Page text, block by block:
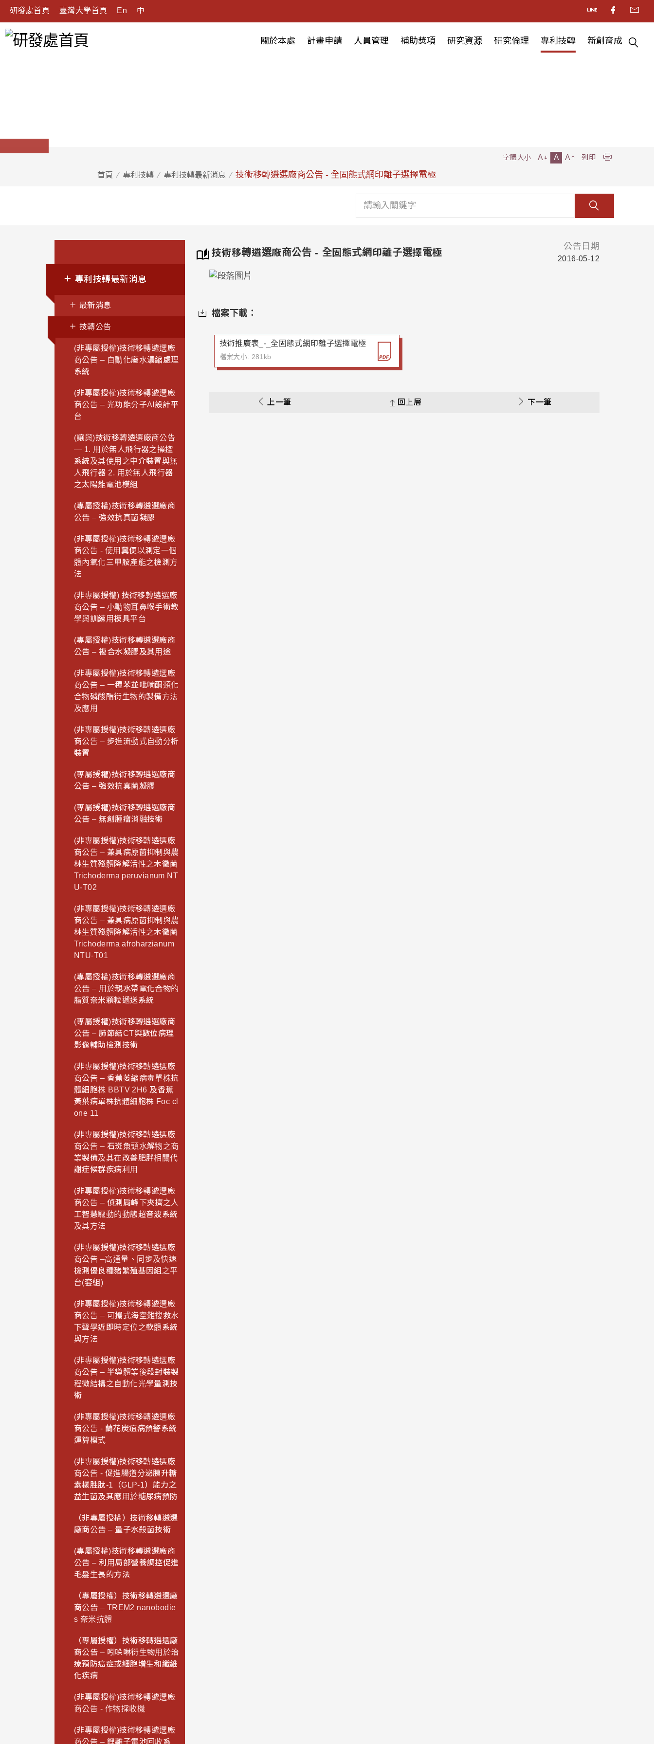
研發處首頁 臺灣大學首頁 En 中
關於本處 計畫申請 人員管理 補助獎項 研究資源 研究倫理 專利技轉 新創育成
首頁 專利技轉 專利技轉最新消息 技術移轉遴選廠商公告 - 全固態式網印離子選擇電極
字體大小 A A A 列印
專利技轉最新消息
最新消息
技轉公告
(非專屬授權)技術移轉遴選廠
商公告 – 自動化廢水濃縮處理
系統
(非專屬授權)技術移轉遴選廠
商公告 – 光功能分子AI設計平
台
(讓與)技術移轉遴選廠商公告
— 1. 用於無人飛行器之操控
系統及其使用之中介裝置與無
人飛行器 2. 用於無人飛行器
之太陽能電池模組
(專屬授權)技術移轉遴選廠商
公告 – 強效抗真菌凝膠
(非專屬授權)技術移轉遴選廠
商公告 - 使用糞便以測定一個
體內氧化三甲胺產能之檢測方
法
(非專屬授權) 技術移轉遴選廠
商公告 – 小動物耳鼻喉手術教
學與訓練用模具平台
(專屬授權)技術移轉遴選廠商
公告 – 複合水凝膠及其用途
(非專屬授權)技術移轉遴選廠
商公告 – 一種苯並吡喃酮類化
合物磷酸酯衍生物的製備方法
及應用
(非專屬授權)技術移轉遴選廠
商公告 – 步進流動式自動分析
裝置
(專屬授權)技術移轉遴選廠商
公告 – 強效抗真菌凝膠
(專屬授權)技術移轉遴選廠商
公告 – 無創腫瘤消融技術
(非專屬授權)技術移轉遴選廠
商公告 – 兼具病原菌抑制與農
林生質殘體降解活性之木黴菌
Trichoderma peruvianum NT
U-T02
(非專屬授權)技術移轉遴選廠
商公告 – 兼具病原菌抑制與農
林生質殘體降解活性之木黴菌
Trichoderma afroharzianum
NTU-T01
(專屬授權)技術移轉遴選廠商
公告 – 用於親水帶電化合物的
脂質奈米顆粒遞送系統
(專屬授權)技術移轉遴選廠商
公告 – 肺節結CT與數位病理
影像輔助檢測技術
(非專屬授權)技術移轉遴選廠
商公告 – 香蕉萎縮病毒單株抗
體細胞株 BBTV 2H6 及香蕉
黃葉病單株抗體細胞株 Foc cl
one 11
(非專屬授權)技術移轉遴選廠
商公告 – 石斑魚頭水解物之商
業製備及其在改善肥胖相關代
謝症候群疾病利用
(非專屬授權)技術移轉遴選廠
商公告 – 偵測肩峰下夾擠之人
工智慧驅動的動態超音波系統
及其方法
(非專屬授權)技術移轉遴選廠
商公告 –高通量、同步及快速
檢測優良種豬繁殖基因組之平
台(套組)
(非專屬授權)技術移轉遴選廠
商公告 – 可攜式海空難搜救水
下聲學近即時定位之軟體系統
與方法
(非專屬授權)技術移轉遴選廠
商公告 – 半導體業後段封裝製
程微結構之自動化光學量測技
術
(非專屬授權)技術移轉遴選廠
商公告 - 蘭花炭疽病預警系統
運算模式
(非專屬授權)技術移轉遴選廠
商公告 - 促進腸道分泌胰升糖
素樣胜肽-1（GLP-1）能力之
益生菌及其應用於糖尿病預防
（非專屬授權）技術移轉遴選
廠商公告 – 量子水殺菌技術
(專屬授權)技術移轉遴選廠商
公告 – 利用局部營養調控促進
毛髮生長的方法
（專屬授權）技術移轉遴選廠
商公告 – TREM2 nanobodie
s 奈米抗體
（專屬授權）技術移轉遴選廠
商公告 – 吲哚啉衍生物用於治
療預防癌症或細胞增生和纖維
化疾病
(非專屬授權)技術移轉遴選廠
商公告 - 作物採收機
(非專屬授權)技術移轉遴選廠
商公告 – 鋰離子電池回收系
技術移轉遴選廠商公告 - 全固態式網印離子選擇電極
公告日期
2016-05-12
檔案下載：
技術推廣表_-_全固態式網印離子選擇電極
檔案大小: 281kb
上一筆 回上層 下一筆